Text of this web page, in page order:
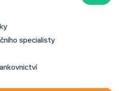
specialisty